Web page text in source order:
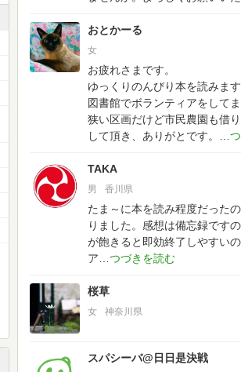
おとかーる
女
お疲れさまです。
ゆっくりのんびり本を読みま
図書館でボランティアをしてま
狭い区画だけど市民農園も借
して頂き、ありがとです。
TAKA
男 香川県
たま～に本を読み程度だった
りました。感想は備忘録です
が飽きると即効終了しやすい
ア
桜草
女 神奈川県
スパシーバ@日日是決戦